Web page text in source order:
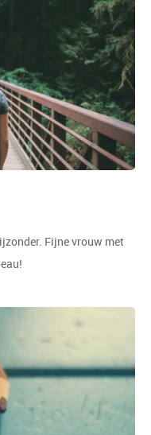
Fijne vrouw met